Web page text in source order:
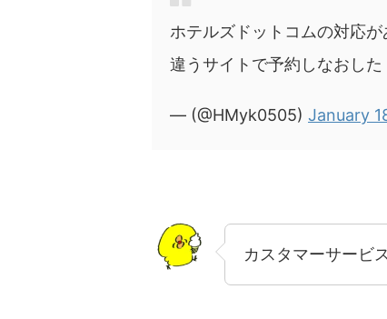
ホテルズドットコムの対応
違うサイトで予約しなおした
— (@HMyk0505) January
カスタマーサービ